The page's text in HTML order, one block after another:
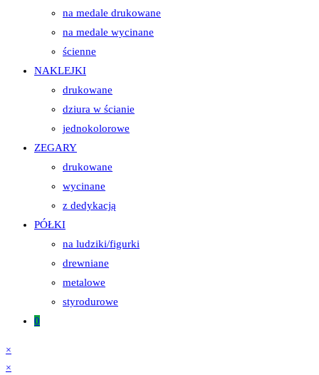
na medale drukowane
na medale wycinane
ścienne
NAKLEJKI
drukowane
dziura w ścianie
jednokolorowe
ZEGARY
drukowane
wycinane
z dedykacją
PÓŁKI
na ludziki/figurki
drewniane
metalowe
styrodurowe
0
×
×